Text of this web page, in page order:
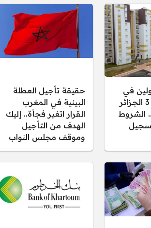
في
سكنات عدل 3 الجزائر
الشروط
حقيقة تأجيل العطلة
البينية في المغرب
القرار اتغير فجأة.. إليك
الهدف من التأجيل
وموقف مجلس النواب